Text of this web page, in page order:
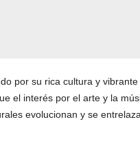
por su rica cultura y
el interés por el arte y la
evolucionan y se